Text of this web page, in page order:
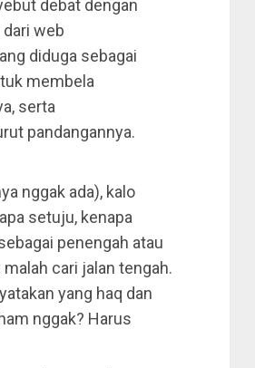
debat dengan
web
diduga sebagai
membela
serta
pandangannya.
nggak ada), kalo
setuju, kenapa
penengah atau
cari jalan tengah.
yang haq dan
nggak? Harus